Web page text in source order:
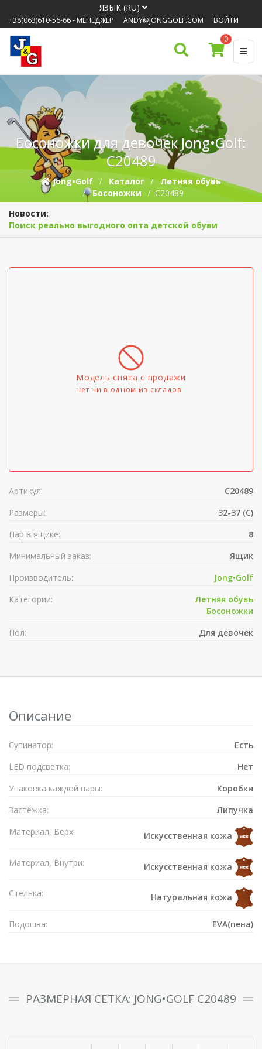
ЯЗЫК (RU)
+38(063)610-56-66- МЕНЕДЖЕР ANDY@JONGGOLF.COM
ВОЙТИ
0
Босоножки для девочек Jong•Golf:
C20489
Jong•Golf Каталог
Летняя обувь
Босоножки
C20489
Новости:
Поиск реально выгодного опта детской обуви
Модель снята с продажи
нет ни в одном из складов
Артикул:
C20489
Размеры:
32-37 (C)
Пар в ящике:
8
Минимальный заказ:
Ящик
Производитель:
Jong•Golf
Категории:
Летняя обувь
Босоножки
Пол:
Для девочек
Описание
Супинатор:
Есть
LED подсветка:
Нет
Упаковка каждой пары:
Коробки
Застёжка:
Липучка
Материал, Верх:
Искусственная кожа
Материал, Внутри: Искусственная кожа
Стелька: Натуральная кожа
Подошва: EVA(пена)
РАЗМЕРНАЯ СЕТКА: JONG•GOLF C20489